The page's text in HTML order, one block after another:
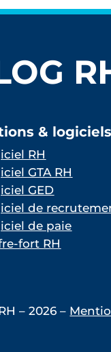
&
RH
GTA RH
GED
de
de paie
fort RH
– 2026 –